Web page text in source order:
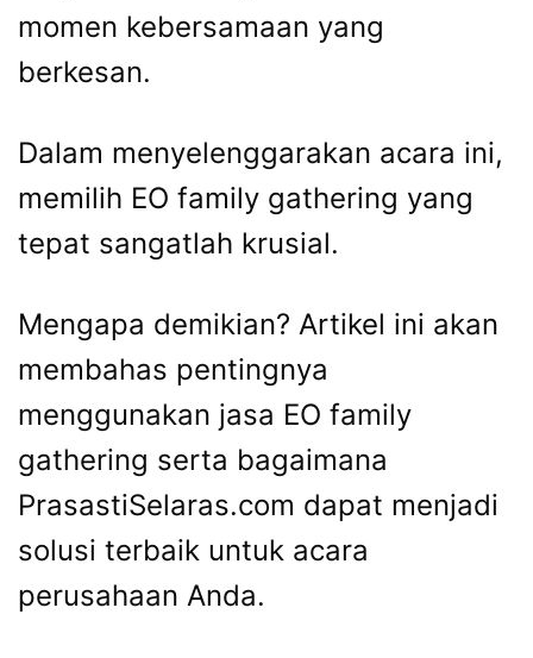
momen kebersamaan yang
berkesan.
Dalam menyelenggarakan acara ini,
memilih EO family gathering yang
tepat sangatlah krusial.
Mengapa demikian? Artikel ini akan
membahas pentingnya
menggunakan jasa EO family
gathering serta bagaimana
PrasastiSelaras.com dapat menjadi
solusi terbaik untuk acara
perusahaan Anda.